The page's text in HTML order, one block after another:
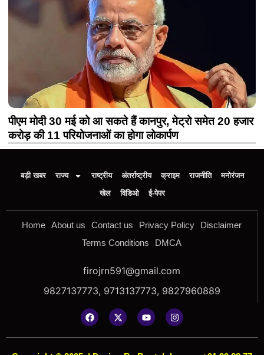
पीएम मोदी 30 मई को आ सकते हैं कानपुर, मेट्रो समेत 20 हजार
करोड़ की 11 परियोजनाओं का होगा लोकार्पण
बड़ी खबर राज्य राष्ट्रीय अंतर्राष्ट्रीय क्राइम राजनीति
मनोरंजन
खेल
विडिओ ई-पेपर
Home About us Contact us Privacy Policy
Disclaimer
Terms Conditions
DMCA
firojrn591@gmail.com
9827137773, 9713137773, 9827960889